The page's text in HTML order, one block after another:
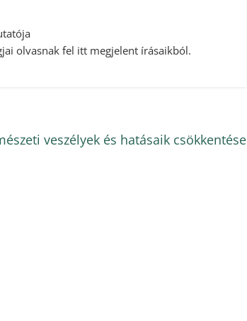
olvasnak fel itt megjelent írásaikból.
veszélyek és hatásaik csökkentése